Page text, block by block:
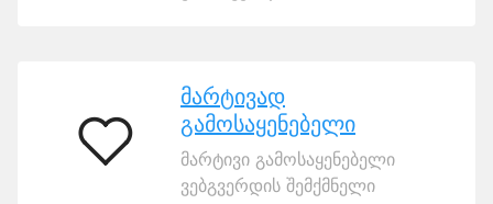
მარტივად
გამოსაყენებელი
მარტივად
გამოსაყენებელი
მარტივი გამოსაყენებელი
ვებგვერდის შემქმნელი